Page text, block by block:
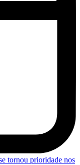
tornou prioridade nos